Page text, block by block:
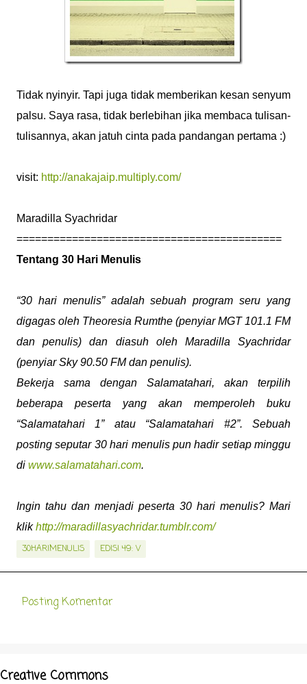
Tidak nyinyir. Tapi juga tidak memberikan kesan senyum
palsu. Saya rasa, tidak berlebihan jika membaca tulisan-
tulisannya, akan jatuh cinta pada pandangan pertama :)
visit: http://anakajaip.multiply.com/
Maradilla Syachridar
===========================================
Tentang 30 Hari Menulis
“30 hari menulis” adalah sebuah program seru yang
digagas oleh Theoresia Rumthe (penyiar MGT 101.1 FM
dan penulis) dan diasuh oleh Maradilla Syachridar
(penyiar Sky 90.50 FM dan penulis).
Bekerja sama dengan Salamatahari, akan terpilih
beberapa peserta yang akan memperoleh buku
“Salamatahari 1” atau “Salamatahari #2”. Sebuah
posting seputar 30 hari menulis pun hadir setiap minggu
di www.salamatahari.com.
Ingin tahu dan menjadi peserta 30 hari menulis? Mari
klikhttp://maradillasyachridar.tumblr.com/
30HARIMENULIS EDISI 49: V
e
Posting Komentar
Creative Commons